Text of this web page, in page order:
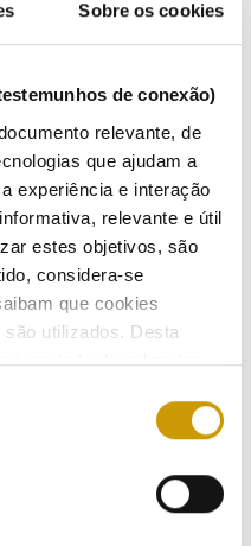
Sobre os cookies
de conexão)
relevante, de
que ajudam a
experiência e interação
relevante e útil
estes objetivos, são
considera-se
que cookies
utilizados. Desta
do utilizador,
mais informações
a abertura do
em baixa tensão
de Relações
às Redes e